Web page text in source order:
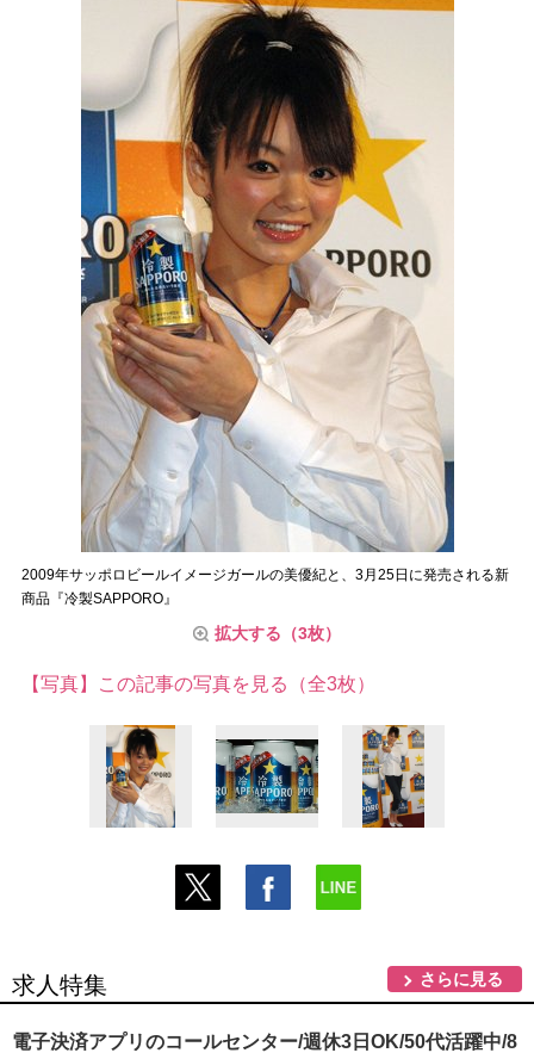
2009年サッポロビールイメージガールの美優紀と、3月25日に発売される新
商品『冷製SAPPORO』
拡大する（3枚）
【写真】この記事の写真を見る（全3枚）
求人特集 さらに見る
電子決済アプリのコールセンター/週休3日OK/50代活躍中/8